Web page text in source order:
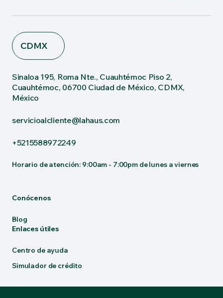
CDMX
Sinaloa 195, Roma Nte., Cuauhtémoc Piso 2,
Cuauhtémoc, 06700 Ciudad de México, CDMX,
México
servicioalcliente@lahaus.com
+5215588972249
Horario de atención: 9:00am - 7:00pm de lunes a viernes
Conócenos
Blog
Enlaces útiles
Centro de ayuda
Simulador de crédito